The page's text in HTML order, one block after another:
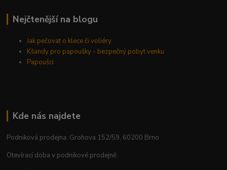
Nejčtenější na blogu
Jak pečovat o klece či voliéry
Kšandy pro papoušky - bezpečný pobyt venku
Papoušci
Kde nás najdete
Podniková prodejna: Grohova 152/59, 60200 Brno
Otevírací doba v podnikové prodejně: